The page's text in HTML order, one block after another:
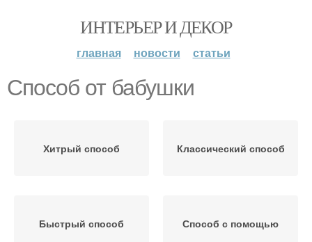
ИНТЕРЬЕР И ДЕКОР
главная новости статьи
Способ от бабушки
Хитрый способ Классический способ
Быстрый способ Способ с помощью